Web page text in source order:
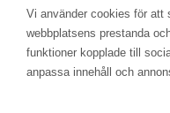
Länkbiblioteket
Vi använder cookies för att
webbplatsens prestanda
funktioner kopplade till
anpassa innehåll och